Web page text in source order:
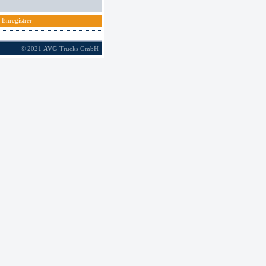
Enregistrer
© 2021 AVG Trucks GmbH